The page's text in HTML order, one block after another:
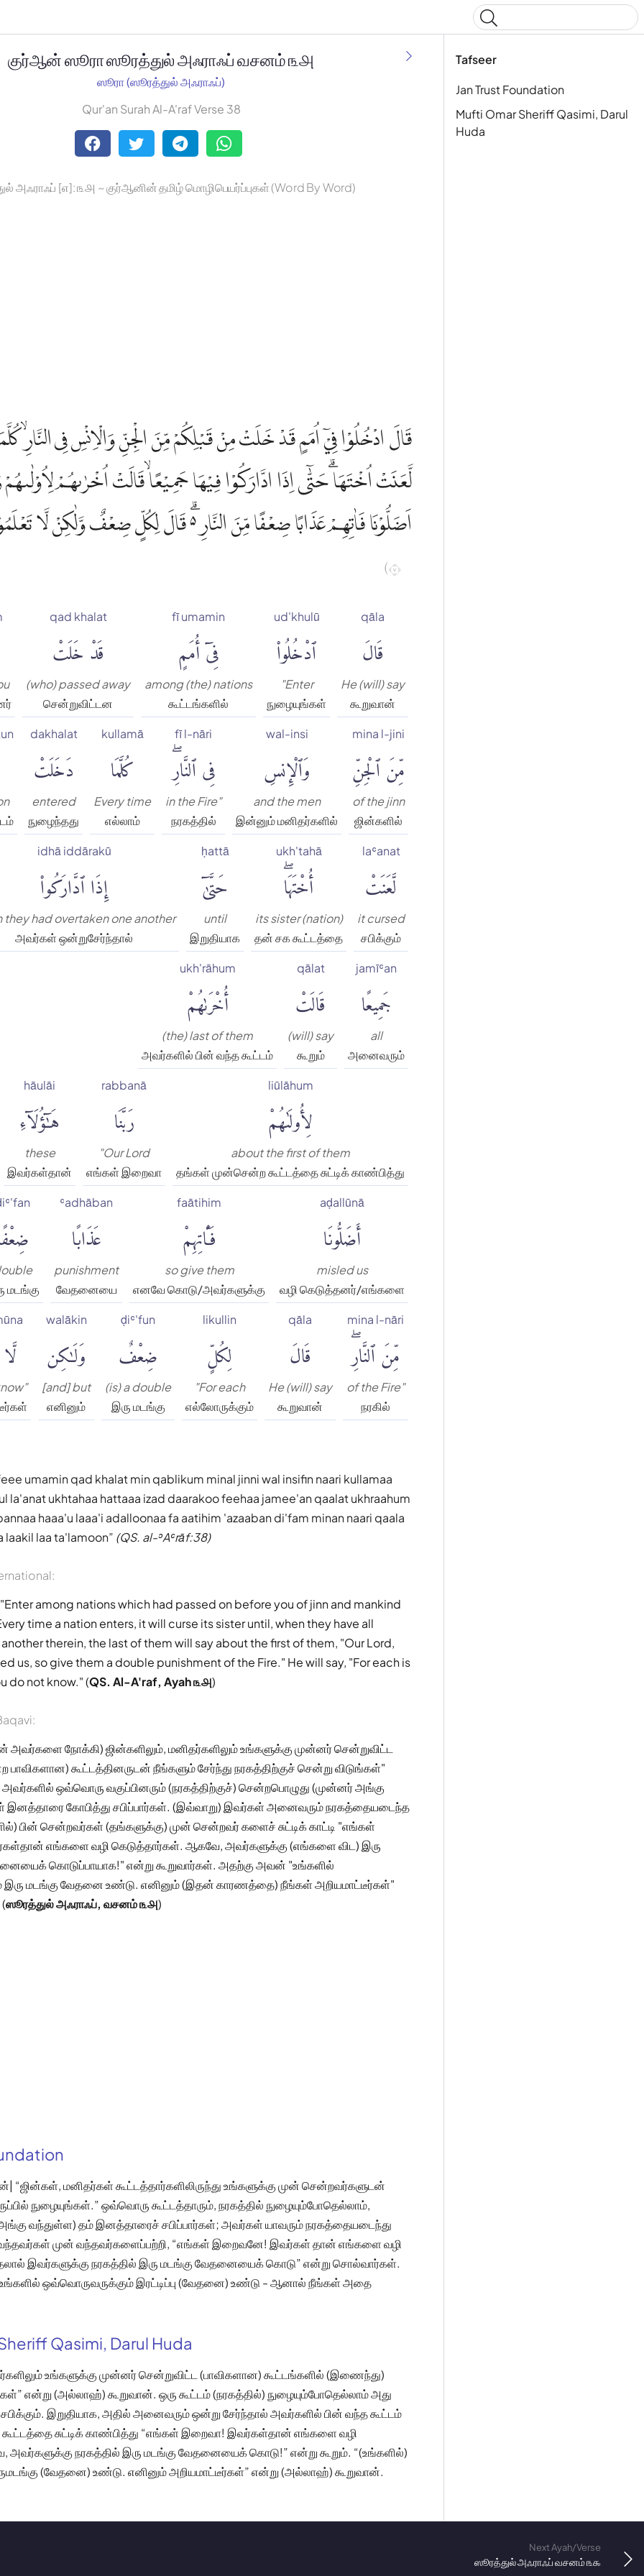
Tafseer
Jan Trust Foundation
Mufti Omar Sheriff Qasimi, Darul
Huda
குர்ஆன் ஸூரா ஸூரத்துல் அஃராஃப் வசனம் ௩௮
ஸூரா (ஸூரத்துல் அஃராஃப்)
Qur'an Surah Al-A'raf Verse 38
அஃராஃப் [௭]: ௩௮ ~ குர்ஆனின் தமிழ் மொழிபெயர்ப்புகள் (Word By Word)
قَالَ ادْخُلُوْا فِيْٓ اُمَمٍ قَدْ خَلَتْ مِنْ قَبْلِكُمْ مِّنَ الْجِنِّ وَالْاِنْسِ فِى النَّارِۙ
لَّعَنَتْ اُخْتَهَا ۗحَتّٰٓى اِذَا ادَّارَكُوْا فِيْهَا جَمِيْعًا ۙقَالَتْ اُخْرٰىهُمْ لِاُوْلٰىهُمْ
اَضَلُّوْنَا فَاٰتِهِمْ عَذَابًا ضِعْفًا مِّنَ النَّارِ ەۗ قَالَ لِكُلٍّ ضِعْفٌ وَّلٰكِنْ لَّا
٧)
qāla
قَالَ
He (will) say
கூறுவான்
ud'khulū
ٱدْخُلُوا۟
"Enter
நுழையுங்கள்
fī umamin
فِىٓ أُمَمٍ
among (the) nations
கூட்டங்களில்
qad khalat
قَدْ خَلَتْ
(who) passed away
சென்றுவிட்டன
mina l-jini
مِّنَ ٱلْجِنِّ
of the jinn
ஜின்களில்
wal-insi
وَٱلْإِنسِ
and the men
இன்னும் மனிதர்களில்
fī l-nāri
فِى ٱلنَّارِۖ
in the Fire"
நரகத்தில்
kullamā
كُلَّمَا
Every time
எல்லாம்
dakhalat
دَخَلَتْ
entered
நுழைந்தது
laʿanat
لَّعَنَتْ
it cursed
சபிக்கும்
ukh'tahā
أُخْتَهَاۖ
its sister (nation)
தன் சக கூட்டத்தை
ḥattā
حَتَّىٰٓ
until
இறுதியாக
idhā iddārakū
إِذَا ٱدَّارَكُوا۟
they had overtaken one another
அவர்கள் ஒன்றுசேர்ந்தால்
jamīʿan
جَمِيعًا
all
அனைவரும்
qālat
قَالَتْ
(will) say
கூறும்
ukh'rāhum
أُخْرَىٰهُمْ
(the) last of them
அவர்களில் பின் வந்த கூட்டம்
liūlāhum
لِأُولَىٰهُمْ
about the first of them
தங்கள் முன்சென்ற கூட்டத்தை சுட்டிக் காண்பித்து
rabbanā
رَبَّنَا
"Our Lord
எங்கள் இறைவா
hāulāi
هَٰٓؤُلَآءِ
these
இவர்கள்தான்
aḍallūnā
أَضَلُّونَا
misled us
வழி கெடுத்தனர்/எங்களை
faātihim
فَـَٔاتِهِمْ
so give them
எனவே கொடு/அவர்களுக்கு
ʿadhāban
عَذَابًا
punishment
வேதனையை
மடங்கு
mina l-nāri
مِّنَ ٱلنَّارِۖ
of the Fire"
நரகில்
qāla
قَالَ
He (will) say
கூறுவான்
likullin
لِكُلٍّ
"For each
எல்லோருக்கும்
ḍiʿ'fun
ضِعْفٌ
(is) a double
இரு மடங்கு
walākin
وَلَٰكِن
[and] but
எனினும்
umamin qad khalat min qablikum minal jinni wal insifin naari kullamaa
la'anat ukhtahaa hattaaa izad daarakoo feehaa jamee'an qaalat ukhraahum
haaa'u laaa'i adalloonaa fa aatihim 'azaaban di'fam minan naari qaala
laakil laa ta'lamoon (QS. al-ʾAʿrāf:38)
among nations which had passed on before you of jinn and mankind
time a nation enters, it will curse its sister until, when they have all
therein, the last of them will say about the first of them, "Our Lord,
us, so give them a double punishment of the Fire." He will say, "For each is
do not know." (QS. Al-A'raf, Ayah ௩௮)
நோக்கி) ஜின்களிலும், மனிதர்களிலும் உங்களுக்கு முன்னர் சென்றுவிட்ட
கூட்டத்தினருடன் நீங்களும் சேர்ந்து நரகத்திற்குச் சென்று விடுங்கள்"
அவர்களில் ஒவ்வொரு வகுப்பினரும் (நரகத்திற்குச்) சென்றபொழுது (முன்னர் அங்கு
இனத்தாரை கோபித்து சபிப்பார்கள். (இவ்வாறு) இவர்கள் அனைவரும் நரகத்தையடைந்த
பின் சென்றவர்கள் (தங்களுக்கு) முன் சென்றவர் களைச் சுட்டிக் காட்டி "எங்கள்
எங்களை வழி கெடுத்தார்கள். ஆகவே, அவர்களுக்கு (எங்களை விட) இரு
கொடுப்பாயாக!" என்று கூறுவார்கள். அதற்கு அவன் "உங்களில்
மடங்கு வேதனை உண்டு. எனினும் (இதன் காரணத்தை) நீங்கள் அறியமாட்டீர்கள்"
ஸூரத்துல் அஃராஃப், வசனம் ௩௮)
“ஜின்கள், மனிதர்கள் கூட்டத்தார்களிலிருந்து உங்களுக்கு முன் சென்றவர்களுடன்
நுழையுங்கள்.” ஒவ்வொரு கூட்டத்தாரும், நரகத்தில் நுழையும்போதெல்லாம்,
வந்துள்ள) தம் இனத்தாரைச் சபிப்பார்கள்; அவர்கள் யாவரும் நரகத்தையடைந்து
வந்தவர்கள் முன் வந்தவர்களைப்பற்றி, “எங்கள் இறைவனே! இவர்கள் தான் எங்களை வழி
இவர்களுக்கு நரகத்தில் இரு மடங்கு வேதனையைக் கொடு” என்று சொல்வார்கள்.
ஒவ்வொருவருக்கும் இரட்டிப்பு (வேதனை) உண்டு - ஆனால் நீங்கள் அதை
Qasimi, Darul Huda
உங்களுக்கு முன்னர் சென்றுவிட்ட (பாவிகளான) கூட்டங்களில் (இணைந்து)
என்று (அல்லாஹ்) கூறுவான். ஒரு கூட்டம் (நரகத்தில்) நுழையும்போதெல்லாம் அது
இறுதியாக, அதில் அனைவரும் ஒன்று சேர்ந்தால் அவர்களில் பின் வந்த கூட்டம்
சுட்டிக் காண்பித்து “எங்கள் இறைவா! இவர்கள்தான் எங்களை வழி
அவர்களுக்கு நரகத்தில் இரு மடங்கு வேதனையைக் கொடு!” என்று கூறும். “(உங்களில்)
(வேதனை) உண்டு. எனினும் அறியமாட்டீர்கள்” என்று (அல்லாஹ்) கூறுவான்.
Next Ayah/Verse
ஸூரத்துல் அஃராஃப் வசனம் ௩௯